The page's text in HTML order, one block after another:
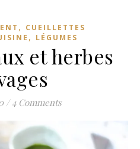
, CUEILLETTES
, LÉGUMES
et herbes
/ 4 Comments